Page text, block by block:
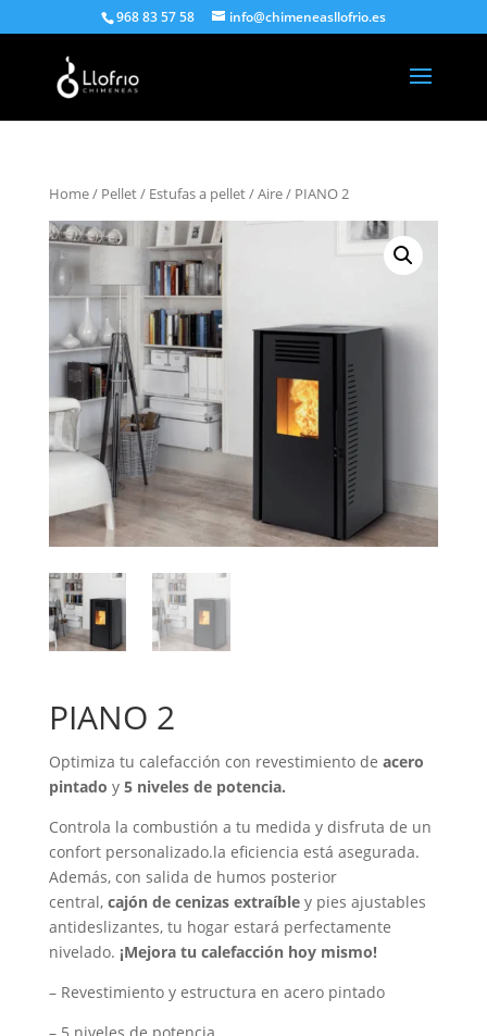
968 83 57 58 info@chimeneasllofrio.es
Home/ Pellet/ Estufas a pellet/Aire/ PIANO 2
PIANO 2
Optimiza tu calefacción con revestimiento de acero
pintado y 5 niveles de potencia.
Controla la combustión a tu medida y disfruta de un
confort personalizado.la eficiencia está asegurada.
Además, con salida de humos posterior
central, cajón de cenizas extraíbley pies ajustables
antideslizantes, tu hogar estará perfectamente
nivelado. ¡Mejora tu calefacción hoy mismo!
– Revestimiento y estructura en acero pintado